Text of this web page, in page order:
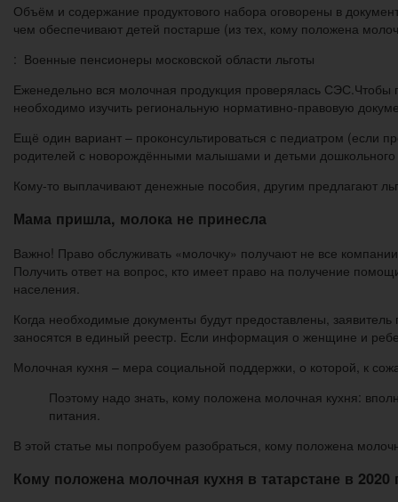
Объём и содержание продуктового набора оговорены в
чем обеспечивают детей постарше (из тех, кому положена
: Военные пенсионеры московской области льготы
Еженедельно вся молочная продукция проверялась СЭС.Чтобы
необходимо изучить региональную нормативно-правовую
Ещё один вариант – проконсультироваться с педиатром (если
родителей с новорождёнными малышами и детьми дошкольного
Кому-то выплачивают денежные пособия, другим предлагают
Мама пришла, молока не принесла
Важно! Право обслуживать «молочку» получают не все
Получить ответ на вопрос, кто имеет право на получение
населения.
Когда необходимые документы будут предоставлены, заявитель
заносятся в единый реестр. Если информация о женщине и
Молочная кухня – мера социальной поддержки, о которой, к
Поэтому надо знать, кому положена молочная кухня:
питания.
В этой статье мы попробуем разобраться, кому положена
Кому положена молочная кухня в татарстане в 2020